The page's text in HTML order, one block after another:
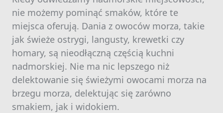
nie możemy pominąć smaków, które te
miejsca oferują. Dania z owoców morza, takie
jak świeże ostrygi, langusty, krewetki czy
homary, są nieodłączną częścią kuchni
nadmorskiej. Nie ma nic lepszego niż
delektowanie się świeżymi owocami morza na
brzegu morza, delektując się zarówno
smakiem, jak i widokiem.